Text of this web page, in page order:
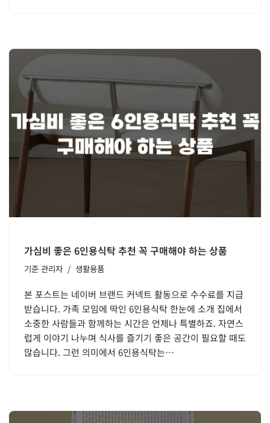
가심비 좋은 6인용식탁 추천 꼭 구매해야 하는 상품
기준 관리자 생활용품
본 포스트는 네이버 브랜드 커넥트 활동으로 수수료를 지급
받습니다. 가족 모임에 딱인 6인용식탁 한눈에 소개 집에서
소중한 사람들과 함께하는 시간은 언제나 특별하죠. 자연스
럽게 이야기 나누며 식사를 즐기기 좋은 공간이 필요할 때도
많습니다. 그런 의미에서 6인용식탁는…